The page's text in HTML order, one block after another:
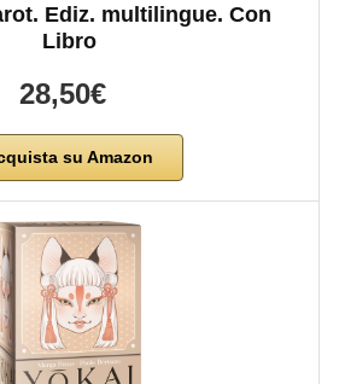
Ediz. multilingue. Con
Libro
28,50€
su Amazon